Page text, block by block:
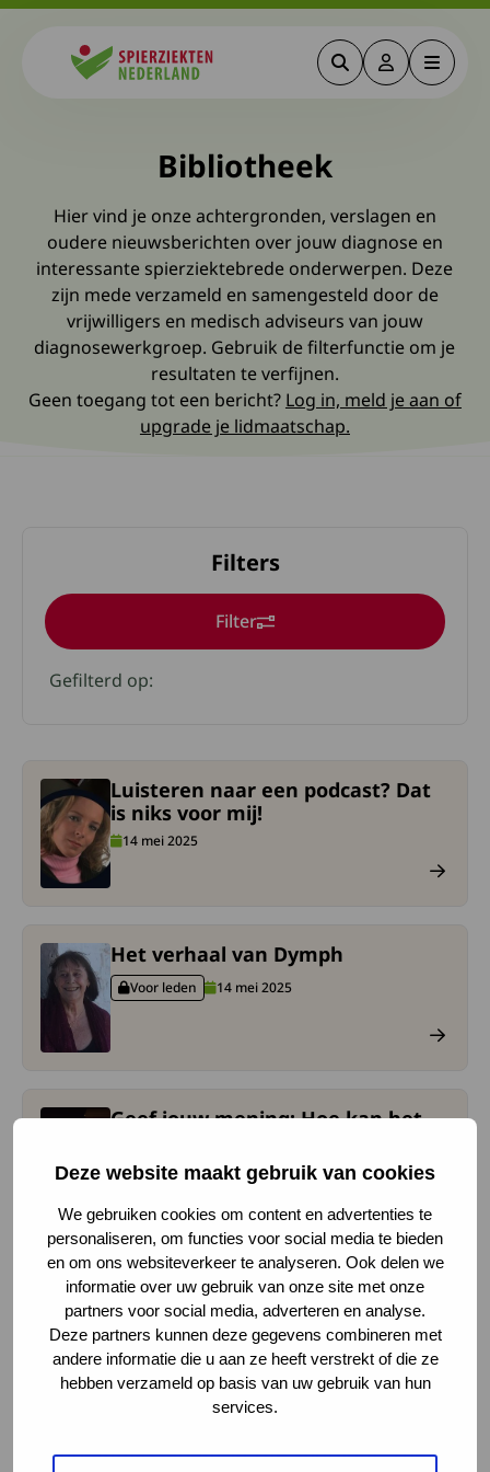
Deze website maakt gebruik van cookies
We gebruiken cookies om content en advertenties te
personaliseren, om functies voor social media te bieden
en om ons websiteverkeer te analyseren. Ook delen we
informatie over uw gebruik van onze site met onze
partners voor social media, adverteren en analyse.
Deze partners kunnen deze gegevens combineren met
andere informatie die u aan ze heeft verstrekt of die ze
hebben verzameld op basis van uw gebruik van hun
services.
ZoekenDeze link
Menu
Bibliotheek
Hier vind je onze achtergronden, verslagen en
oudere nieuwsberichten over jouw diagnose en
interessante spierziektebrede onderwerpen. Deze
zijn mede verzameld en samengesteld door de
vrijwilligers en medisch adviseurs van jouw
diagnosewerkgroep. Gebruik de filterfunctie om je
resultaten te verfijnen.
Geen toegang tot een bericht? Log in, meld je aan of
upgrade je lidmaatschap.
Filters
Filter
Klik op een geselecteerde om deze te verwijderen
Gefilterd op:
Luisteren naar een podcast? Dat
is niks voor mij!
14 mei 2025
meer over Luisteren naar een podcast? Dat is niks voor
Het verhaal van Dymph
Voor leden
Deze content is alleen voor ingelogde gebruikers
14 mei 2025
meer over Het verhaal van Dymph.
Geef jouw mening: Hoe kan het
toegankelijker worden voor
mensen met een beperking?
13 mei 2025
meer over Geef jouw mening: Hoe kan het openbaar
Deel je ervaringen met de Wmo
13 februari 2025
meer over Deel je ervaringen met de Wmo.
Kind-ambassadeur in the spotlight: Zoëy
Lees meer over de diagnose Kind-ambassadeur in